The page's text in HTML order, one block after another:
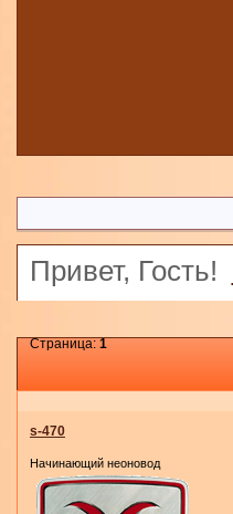
Привет, Гость!
Страница:1
s-470
Начинающий неоновод